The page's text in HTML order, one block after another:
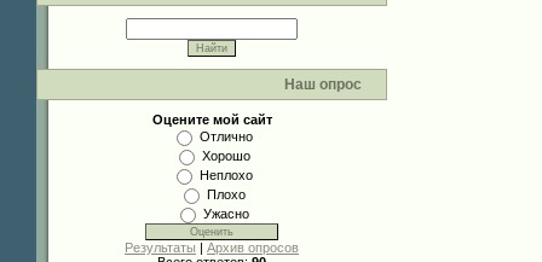
Наш опрос
Оцените мой сайт
Отлично
Хорошо
Неплохо
Плохо
Ужасно
Результаты | Архив опросов